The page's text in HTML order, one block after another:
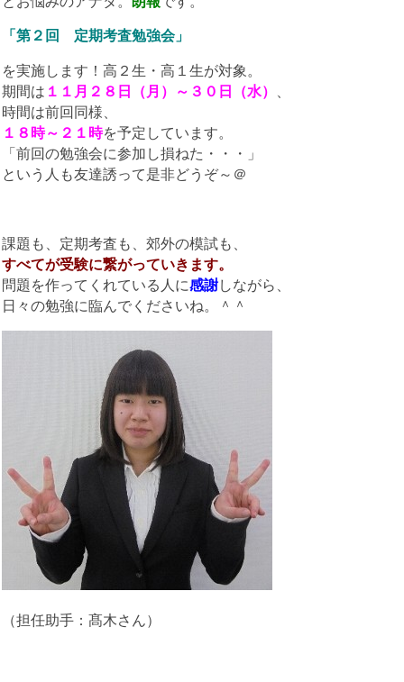
「第２回 定期考査勉強会」
を実施します！高２生・高１生が対象。
期間は １１月２８日（月）～３０日（水） 、
時間は前回同様、
１８時～２１時を予定しています。
「前回の勉強会に参加し損ねた・・・」
という人も友達誘って是非どうぞ～＠
課題も、定期考査も、郊外の模試も、
すべてが受験に繋がっていきます。
問題を作ってくれている人に感謝しながら、
日々の勉強に臨んでくださいね。＾＾
（担任助手：髙木さん）